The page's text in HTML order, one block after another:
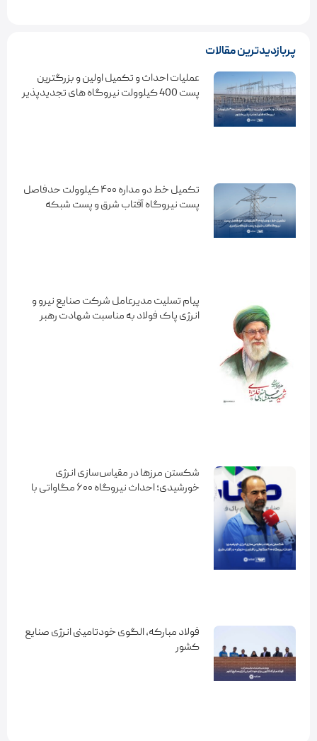
پربازدیدترین مقالات
عملیات احداث و تکمیل اولین و بزرگترین
پست 400 کیلوولت نیروگاه های تجدیدپذیر
تکمیل خط دو مداره ۴۰۰ کیلوولت حدفاصل
پست نیروگاه آفتاب شرق و پست شبکه
پیام تسلیت مدیرعامل شرکت صنایع نیرو و
انرژی پاک فولاد به مناسبت شهادت رهبر
شکستن مرزها در مقیاس‌سازی انرژی
خورشیدی؛ احداث نیروگاه ۶۰۰ مگاواتی با
فولاد مبارکه، الگوی خودتامینی انرژی صنایع
کشور